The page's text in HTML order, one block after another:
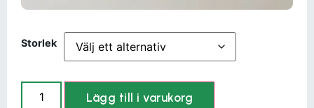
Storlek
Lägg till i varukorg